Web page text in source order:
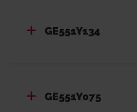
GE551Y134
GE551Y075